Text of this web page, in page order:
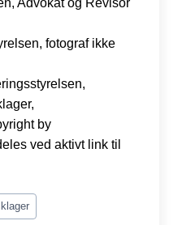
Advokat og Revisor
fotograf ikke
by
ved aktivt link til